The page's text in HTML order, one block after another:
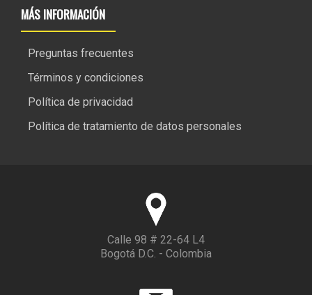
MÁS INFORMACIÓN
Preguntas frecuentes
Términos y condiciones
Política de privacidad
Política de tratamiento de datos personales
Calle 98 # 22-64 L4
Bogotá D.C. - Colombia